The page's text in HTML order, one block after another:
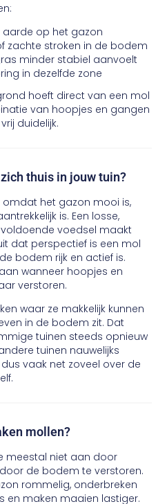
op het gazon
zachte stroken in de bodem
minder stabiel aanvoelt
in dezelfde zone
hoeft direct van een mol
van hoopjes en gangen
duidelijk.
thuis in jouw tuin?
omdat het gazon mooi is,
is. Een losse,
voedsel maakt
dat perspectief is een mol
bodem rijk en actief is.
wanneer hoopjes en
verstoren.
waar ze makkelijk kunnen
in de bodem zit. Dat
tuinen steeds opnieuw
tuinen nauwelijks
vaak net zoveel over de
mollen?
meestal niet aan door
de bodem te verstoren.
rommelig, onderbreken
en maken maaien lastiger.